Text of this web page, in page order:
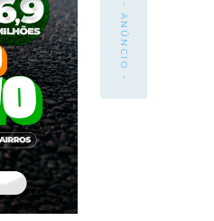
- ANÚNCIO -